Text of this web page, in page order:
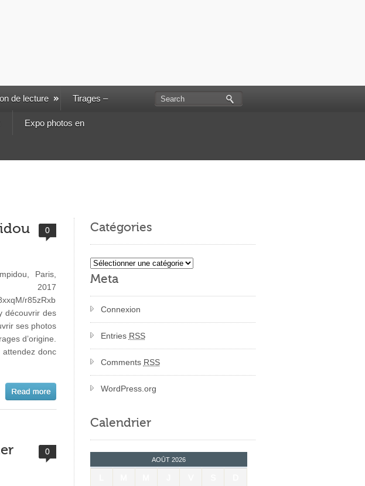
de lecture Tirages –
Expo photos en
0
Paris,
2017
r85zRxb
découvrir des
ses photos
d’origine.
attendez donc
0
Catégories
Catégories
Meta
Connexion
Entries RSS
Comments RSS
WordPress.org
Calendrier
AOÛT 2026